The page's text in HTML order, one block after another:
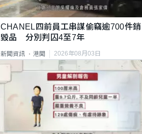
CHANEL四前員工串謀偷竊逾700件銷
毀品 分別判囚4至7年
新聞資訊 港聞 2026年08月03日